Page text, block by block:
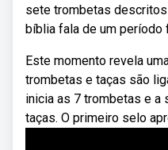
sete trombetas
bíblia fala de um período
Este momento revela
trombetas e taças são
inicia as 7 trombetas e a
taças. O primeiro selo